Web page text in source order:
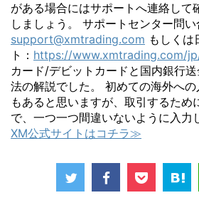
がある場合にはサポートへ連絡して
しましょう。 サポートセンター問い
support@xmtrading.com もしくは
ト： https://www.xmtrading.com/
カード/デビットカードと国内銀行
法の解説でした。 初めての海外へ
もあると思いますが、取引するため
で、一つ一つ間違いないように入力
XM公式サイトはコチラ≫